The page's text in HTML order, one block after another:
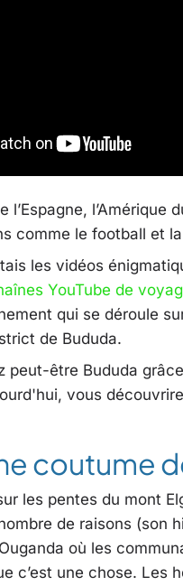
l’Espagne,
comme le football et
les vidéos
YouTube de
qui se déroule
de Bududa.
peut-être Bududa
vous
coutume
les pentes du mont
de raisons (son
où les
c’est une chose. Les